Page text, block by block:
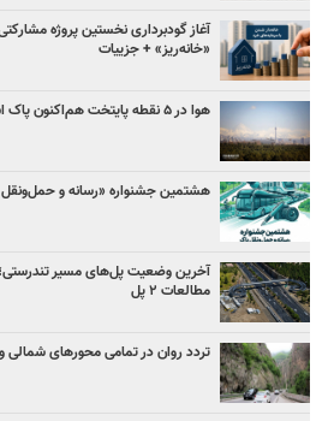
آغاز گودبرداری نخستین پروژه
«خانه‌ریز» + جزییات
هوا در ۵ نقطه پایتخت هم‌اکنون پاک است + جزییات
هشتمین جشنواره «رسانه و حمل‌ونقل
مطالعات ۲ پل
تردد روان در تمامی محورهای شمالی